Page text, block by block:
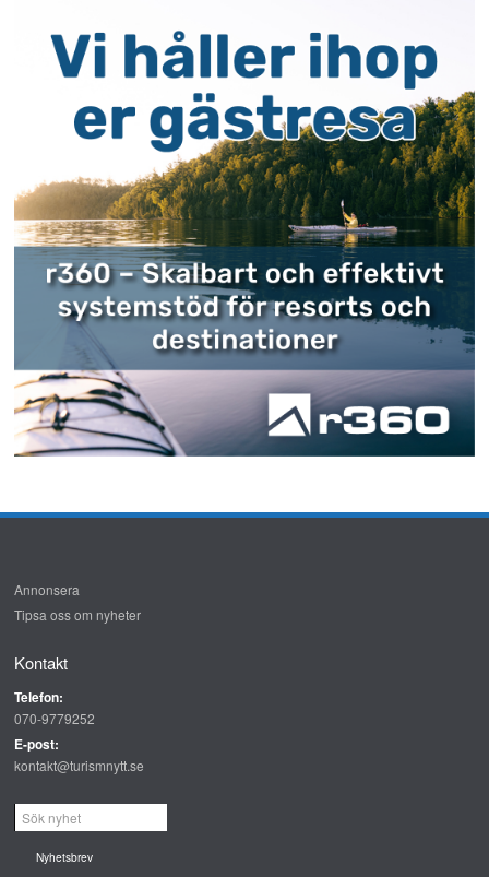
Annonsera
Tipsa oss om nyheter
Kontakt
Telefon:
070-9779252
E-post:
kontakt@turismnytt.se
Nyhetsbrev